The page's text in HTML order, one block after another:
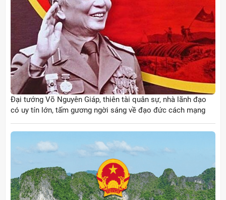
Đại tướng Võ Nguyên Giáp, thiên tài quân sự, nhà lãnh đạo
có uy tín lớn, tấm gương ngời sáng về đạo đức cách mạng